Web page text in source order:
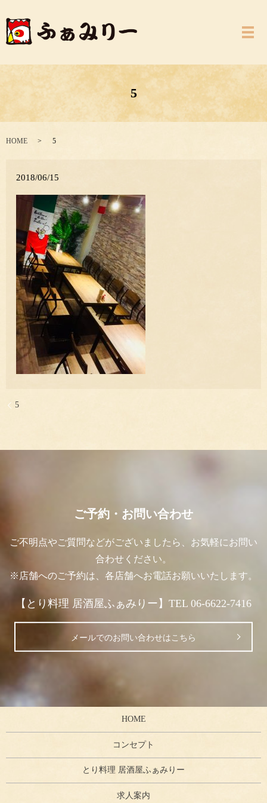
メ
5
HOME 5
2018/06/15
5
ご予約・お問い合わせ
ご不明点やご質問などがございましたら、お気軽にお問い
合わせください。
※店舗へのご予約は、各店舗へお電話お願いいたします。
【とり料理 居酒屋ふぁみりー】TEL 06-6622-7416
メールでのお問い合わせはこちら
HOME
コンセプト
とり料理 居酒屋ふぁみりー
求人案内